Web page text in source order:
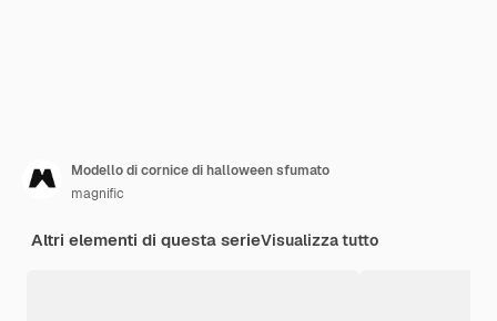
Modello di cornice di halloween sfumato
magnific
Altri elementi di questa serieVisualizza tutto